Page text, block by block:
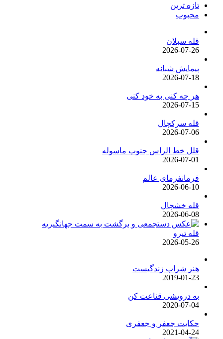
تازه ترین
محبوب
قله سبلان
2026-07-26
پیمایش شبانه
2026-07-18
هر چه کنی به خود کنی
2026-07-15
قله سرکچال
2026-07-06
قلل خط الراس جنوب ماسوله
2026-07-01
فرمانفرمای عالم
2026-06-10
قله خشچال
2026-06-08
قله تیرو
2026-05-26
هنر شراب زندگیست
2019-01-23
به درویشی قناعت کن
2020-07-04
حکایت جعفر و جعفری
2021-04-24